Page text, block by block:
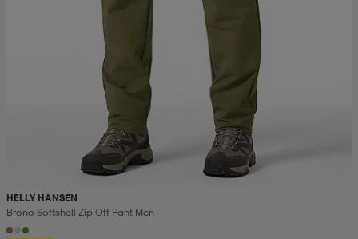
HELLY HANSEN
Brono Softshell Zip Off Pant Men